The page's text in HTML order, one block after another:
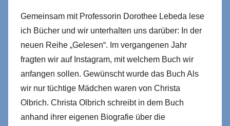
Gemeinsam mit Professorin Dorothee Lebeda lese
ich Bücher und wir unterhalten uns darüber: In der
neuen Reihe „Gelesen“. Im vergangenen Jahr
fragten wir auf Instagram, mit welchem Buch wir
anfangen sollen. Gewünscht wurde das Buch Als
wir nur tüchtige Mädchen waren von Christa
Olbrich. Christa Olbrich schreibt in dem Buch
anhand ihrer eigenen Biografie über die